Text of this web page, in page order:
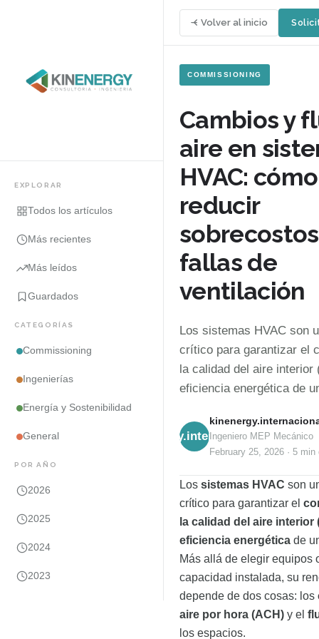
EXPLORAR
Todos los artículos
Más recientes
Más leídos
Guardados
CATEGORÍAS
Commissioning
Ingenierías
Energía y Sostenibilidad
General
POR AÑO
2026
2025
2024
2023
Volver al inicio
COMMISSIONING
Cambios y
aire en
HVAC: cómo
reducir
fallas de
ventilación
Los sistemas HVAC son
crítico para garantizar el
la calidad del aire interior
eficiencia energética de
kinenergy.internacionalIngeniero MEP Mecánico
February 25, 2026 · 5 min
Los sistemas HVAC son
crítico para garantizar el
la calidad del aire interior
eficiencia energética de
Más allá de elegir equipos
capacidad instalada, su
depende de dos cosas: los
aire por hora (ACH) y el
los espacios.